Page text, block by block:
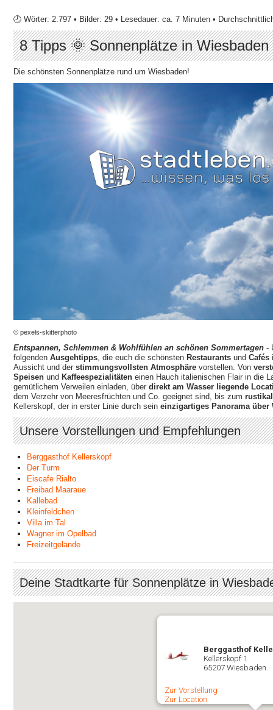
🕘 Wörter: 2.797 • Bilder: 29 • Lesedauer: ca. 7 Minuten •
8 Tipps 🌞 Sonnenplätze in
Die schönsten Sonnenplätze rund um Wiesbaden!
© pexels-skitterphoto
Entspannen, Schlemmen & Wohlfühlen an schönen Sommertagen -
folgenden Ausgehtipps , die euch die schönsten Restaurants und Cafés
Aussicht und der stimmungsvollsten Atmosphäre vorstellen. Von
Speisen und Kaffeespezialitäten einen Hauch italienischen Flair in die
gemütlichem Verweilen einladen, über direkt am Wasser liegende
dem Verzehr von Meeresfrüchten und Co. geeignet sind, bis zum
Kellerskopf, der in erster Linie durch sein einzigartiges Panorama über
Unsere Vorstellungen und Empfehlungen
Berggasthof Kellerskopf
Der Turm
Eiscafe Rialto
Freibad Maaraue
Kallebad
Kleinfeldchen
Villa im Tal
Wagner im Opelbad
Freizeitgelände
Deine Stadtkarte für Sonnenplätze in
Berggasthof
Kellerskopf 1
65207 Wiesbaden
Zur Vorstellung
Zur Location